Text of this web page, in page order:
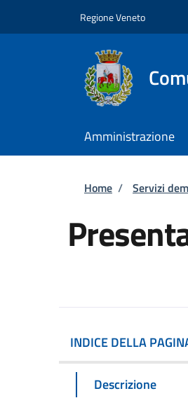
Regione Veneto
Amministrazione
Briciole
Home / Servizi
INDICE DELLA
Descrizione